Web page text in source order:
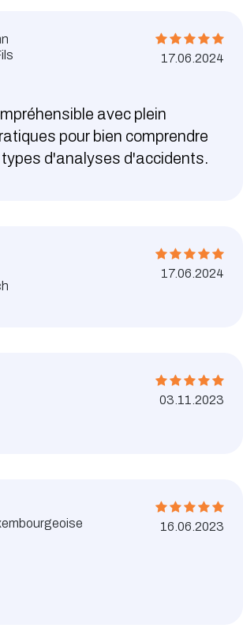
17.06.2024
avec plein
pour bien comprendre
types d'analyses d'accidents.
17.06.2024
03.11.2023
16.06.2023